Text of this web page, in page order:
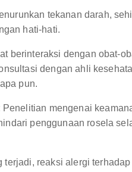
tekanan darah,
hati-hati.
berinteraksi dengan obat-
dengan ahli
pun.
Penelitian mengenai
penggunaan rosela
terjadi, reaksi alergi